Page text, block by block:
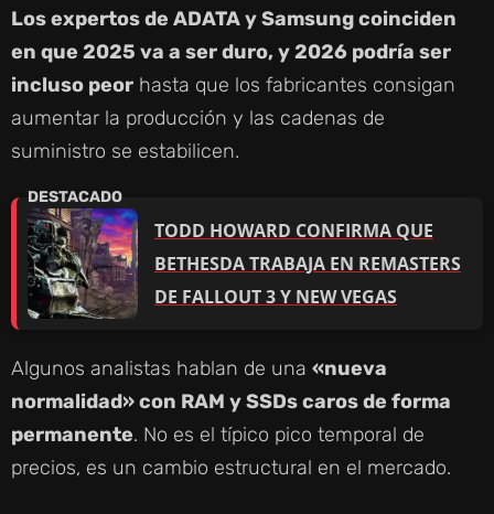
Los expertos de ADATA y Samsung coinciden
en que 2025 va a ser duro, y 2026 podría ser
incluso peor hasta que los fabricantes consigan
aumentar la producción y las cadenas de
suministro se estabilicen.
TODD HOWARD CONFIRMA QUE
BETHESDA TRABAJA EN REMASTERS
DE FALLOUT 3 Y NEW VEGAS
Algunos analistas hablan de una «nueva
normalidad» con RAM y SSDs caros de forma
permanente. No es el típico pico temporal de
precios, es un cambio estructural en el mercado.